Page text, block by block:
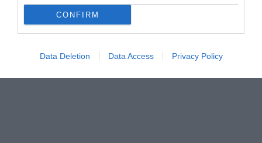
CONFIRM
Data Deletion Data Access Privacy Policy